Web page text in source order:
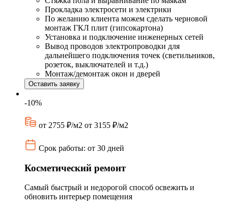
Прокладка электросети и электрики
По желанию клиента можем сделать черновой
монтаж ГКЛ плит (гипсокартона)
Установка и подключение инженерных сетей
Вывод проводов электропроводки для
дальнейшего подключения точек (светильников,
розеток, выключателей и т.д.)
Монтаж/демонтаж окон и дверей
Оставить заявку
-10%
от 2755 ₽/м2 от 3155 ₽/м2
Срок работы: от 30 дней
Косметический ремонт
Самый быстрый и недорогой способ освежить и
обновить интерьер помещения